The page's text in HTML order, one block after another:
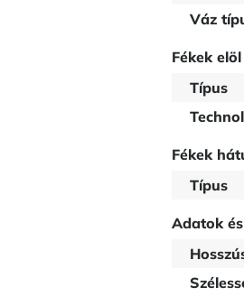
Váz
Fékek elöl
Típus
Fékek
Típus
Adatok